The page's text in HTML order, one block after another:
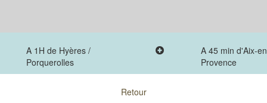
A 1H de Hyères /
Porquerolles
A 45 min d'Aix-en
Provence
Retour